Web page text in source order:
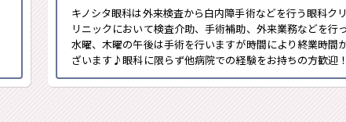
キノシタ眼科は外来検査から白内障手術などを行う眼科ク
リニックにおいて検査介助、手術補助、外来業務などを行
水曜、木曜の午後は手術を行いますが時間により終業時間
ざいます♪眼科に限らず他病院での経験をお持ちの方歓迎